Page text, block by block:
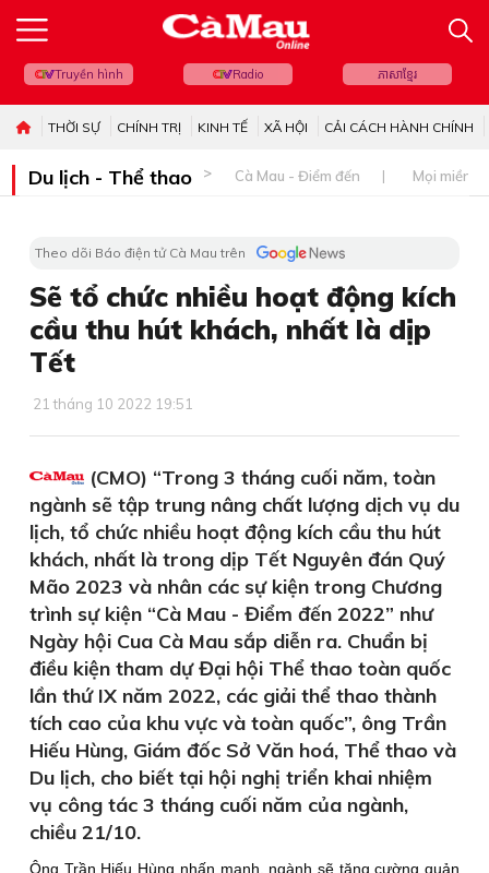
Truyền hình Radio ភាសាខ្មែរ
THỜI SỰ CHÍNH TRỊ KINH TẾ XÃ HỘI CẢI CÁCH HÀNH CHÍNH
Du lịch - Thể thao Cà Mau - Điểm đến Mọi miền
Theo dõi Báo điện tử Cà Mau trên
Sẽ tổ chức nhiều hoạt động kích
cầu thu hút khách, nhất là dịp
Tết
21 tháng 10 2022 19:51
(CMO) “Trong 3 tháng cuối năm, toàn
ngành sẽ tập trung nâng chất lượng dịch vụ du
lịch, tổ chức nhiều hoạt động kích cầu thu hút
khách, nhất là trong dịp Tết Nguyên đán Quý
Mão 2023 và nhân các sự kiện trong Chương
trình sự kiện “Cà Mau - Điểm đến 2022” như
Ngày hội Cua Cà Mau sắp diễn ra. Chuẩn bị
điều kiện tham dự Đại hội Thể thao toàn quốc
lần thứ IX năm 2022, các giải thể thao thành
tích cao của khu vực và toàn quốc”, ông Trần
Hiếu Hùng, Giám đốc Sở Văn hoá, Thể thao và
Du lịch, cho biết tại hội nghị triển khai nhiệm
vụ công tác 3 tháng cuối năm của ngành,
chiều 21/10.
Ông Trần Hiếu Hùng nhấn mạnh, ngành sẽ tăng cường quản